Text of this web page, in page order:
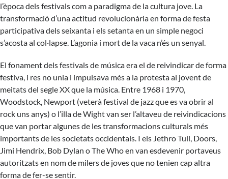
*QUIOSC HÄNSEL* i GRETEL*
*UNIVERS HÄNSEL* i GRETEL*
l’època dels festivals com a paradigma de la cultura jove. La
transformació d’una actitud revolucionària en forma de festa
participativa dels seixanta i els setanta en un simple negoci
s’acosta al col·lapse. L’agonia i mort de la vaca n’és un senyal.
El fonament dels festivals de música era el de reivindicar de forma
festiva, i res no unia i impulsava més a la protesta al jovent de
meitats del segle XX que la música. Entre 1968 i 1970,
Woodstock, Newport (veterà festival de jazz que es va obrir al
rock uns anys) o l’illa de Wight van ser l’altaveu de reivindicacions
que van portar algunes de les transformacions culturals més
importants de les societats occidentals. I els Jethro Tull, Doors,
Jimi Hendrix, Bob Dylan o The Who en van esdevenir portaveus
autoritzats en nom de milers de joves que no tenien cap altra
forma de fer-se sentir.